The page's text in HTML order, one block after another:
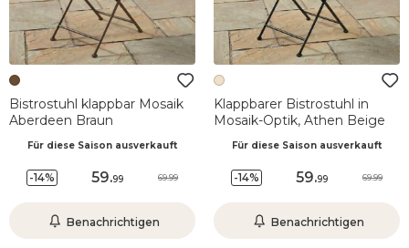
Bistrostuhl klappbar Mosaik
Aberdeen Braun
Für diese Saison ausverkauft
-14% 59.99 69.99
Benachrichtigen
Klappbarer Bistrostuhl in
Mosaik-Optik, Athen Beige
Für diese Saison ausverkauft
-14% 59.99 69.99
Benachrichtigen